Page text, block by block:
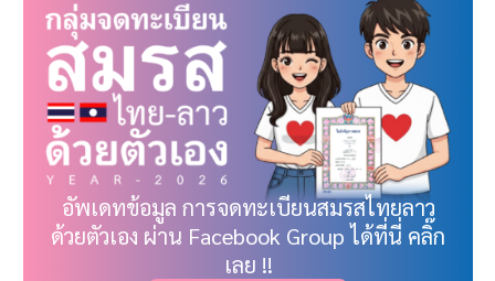
อัพเดทข้อมูล การจดทะเบียนสมรสไทยลาว
ด้วยตัวเอง ผ่าน Facebook Group ได้ที่นี่ คลิ๊ก
เลย !!